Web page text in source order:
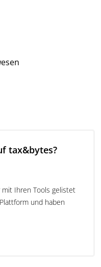
tax&bytes?
Ihren Tools gelistet
und haben
– von der
und strukturierte
und stellt
Dokumentation
profitieren
Unterschrift, einer
und internen